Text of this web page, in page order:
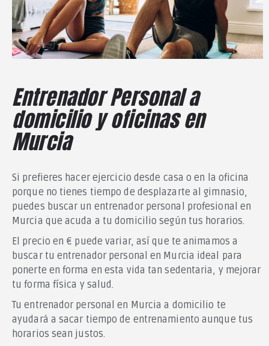
Entrenador Personal a
domicilio y oficinas en
Murcia
Si prefieres hacer ejercicio desde casa o en la oficina
porque no tienes tiempo de desplazarte al gimnasio,
puedes buscar un entrenador personal profesional en
Murcia que acuda a tu domicilio según tus horarios.
El precio en € puede variar, así que te animamos a
buscar tu entrenador personal en Murcia ideal para
ponerte en forma en esta vida tan sedentaria, y mejorar
tu forma física y salud.
Tu entrenador personal en Murcia a domicilio te
ayudará a sacar tiempo de entrenamiento aunque tus
horarios sean justos.
Entrenair
El directorio más avanzado especializado en entrenadores
personales, fisioterapeutas, nutricionistas y todo lo
relacionado con el deporte.
Información